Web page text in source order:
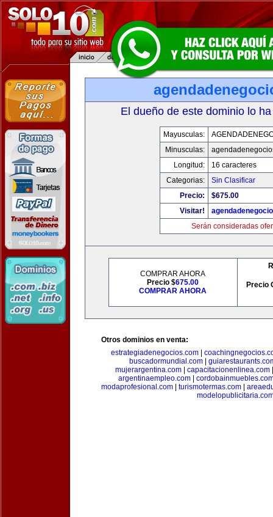
El dueño de este dominio lo
Mayusculas:
Minusculas:
Longitud:
16 caracteres
Categorias:
Sin Clasificar
Precio:
$675.00
Visitar!
Serán consideradas
COMPRAR AHORA
Precio $675.00
COMPRAR AHORA
Precio
Otros dominios en venta:
estrategiadenegocios.com
buscadormundial.com|
mujerargentina.com| capacitacionenlinea.com
argentinaempleo.com|
modaprofesional.com
turismotermas.com